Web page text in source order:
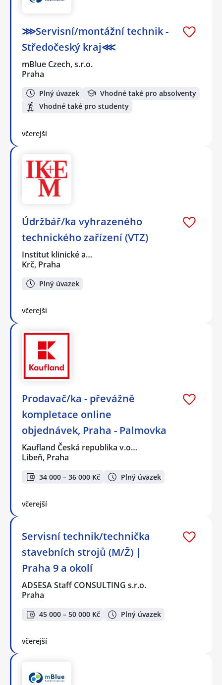
⋙Servisní/montážní technik -
Středočeský kraj⋘
mBlue Czech, s.r.o.
Praha
Plný úvazek
Vhodné také pro absolventy
Vhodné také pro studenty
včerejší
Údržbář/ka vyhrazeného
technického zařízení (VTZ)
Institut klinické a…
Krč, Praha
Plný úvazek
včerejší
Prodavač/ka - převážně
kompletace online
objednávek, Praha - Palmovka
Kaufland Česká republika v.o…
Libeň, Praha
34 000 – 36 000 Kč Plný úvazek
včerejší
Servisní technik/technička
stavebních strojů (M/Ž) |
Praha 9 a okolí
ADSESA Staff CONSULTING s.r.o.
Praha
45 000 – 50 000 Kč Plný úvazek
včerejší